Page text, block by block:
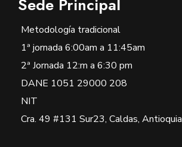
Sede Principal
Metodología tradicional
1ª jornada 6:00am a 11:45am
2ª Jornada 12:m a 6:30 pm
DANE 1051 29000 208
NIT
Cra. 49 #131 Sur23, Caldas, Antioquia